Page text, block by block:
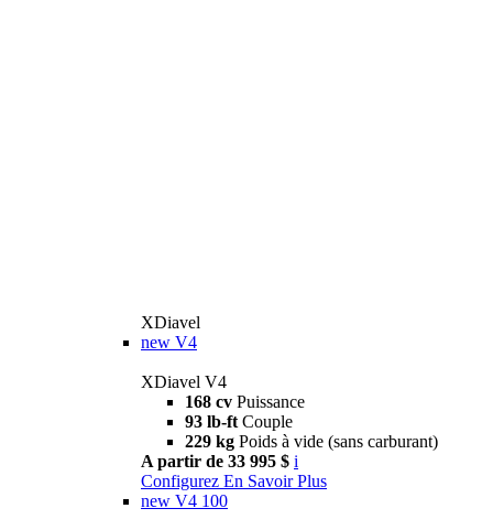
XDiavel
new V4
XDiavel V4
168 cv Puissance
93 lb-ft Couple
229 kg Poids à vide (sans carburant)
A partir de 33 995 $ i
Configurez En Savoir Plus
new V4 100